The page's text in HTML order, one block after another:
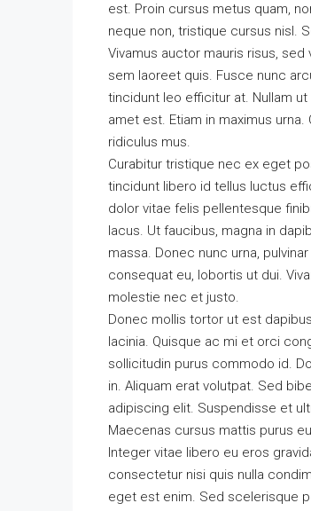
est. Proin cursus metus quam,
neque non, tristique cursus nisl.
Vivamus auctor mauris risus,
sem laoreet quis. Fusce nunc
tincidunt leo efficitur at. Nullam
amet est. Etiam in maximus
ridiculus mus.
Curabitur tristique nec ex eget
tincidunt libero id tellus luctus
dolor vitae felis pellentesque
lacus. Ut faucibus, magna in
massa. Donec nunc urna,
consequat eu, lobortis ut dui.
molestie nec et justo.
Donec mollis tortor ut est
lacinia. Quisque ac mi et orci
sollicitudin purus commodo id.
in. Aliquam erat volutpat. Sed
adipiscing elit. Suspendisse et
Maecenas cursus mattis purus
Integer vitae libero eu eros
consectetur nisi quis nulla
eget est enim. Sed scelerisque